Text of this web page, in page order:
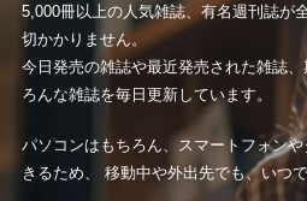
5,000冊以上の人気雑誌、有名週刊誌が
切かかりません。
今日発売の雑誌や最近発売された雑誌
ろんな雑誌を毎日更新しています。
パソコンはもちろん、スマートフォン
きるため、 移動中や外出先でも、いつで